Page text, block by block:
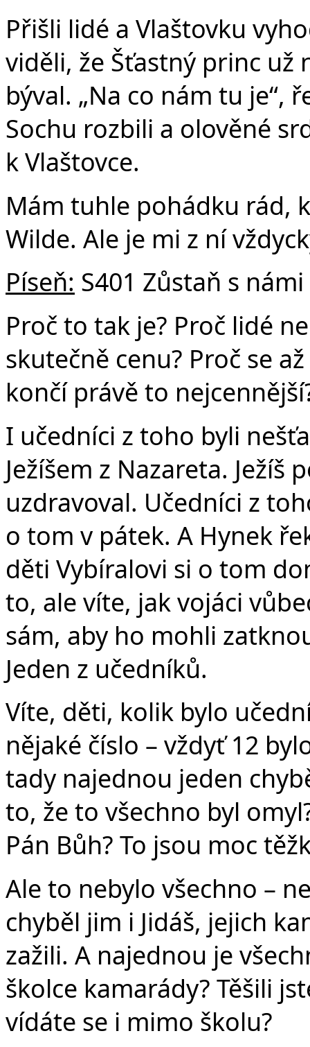
Přišli lidé a Vlaštovku
viděli, že Šťastný princ
býval. „Na co nám tu je“,
Sochu rozbili a olověné
k Vlaštovce.
Mám tuhle pohádku rád,
Wilde. Ale je mi z ní
Píseň: S401 Zůstaň s námi
Proč to tak je? Proč lidé
skutečně cenu? Proč se
končí právě to
I učedníci z toho byli
Ježíšem z Nazareta.
uzdravoval. Učedníci z
o tom v pátek. A Hynek
děti Vybíralovi si o tom
to, ale víte, jak vojáci
sám, aby ho mohli
Jeden z učedníků.
Víte, děti, kolik bylo
nějaké číslo – vždyť 12
tady najednou jeden
to, že to všechno byl
Pán Bůh? To jsou moc
Ale to nebylo všechno –
chyběl jim i Jidáš, jejich
zažili. A najednou je
školce kamarády? Těšili
vídáte se i mimo školu?